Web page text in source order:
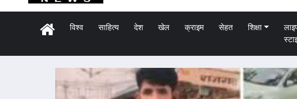
विश्व साहित्य देश खेल क्राइम सेहत शिक्षा